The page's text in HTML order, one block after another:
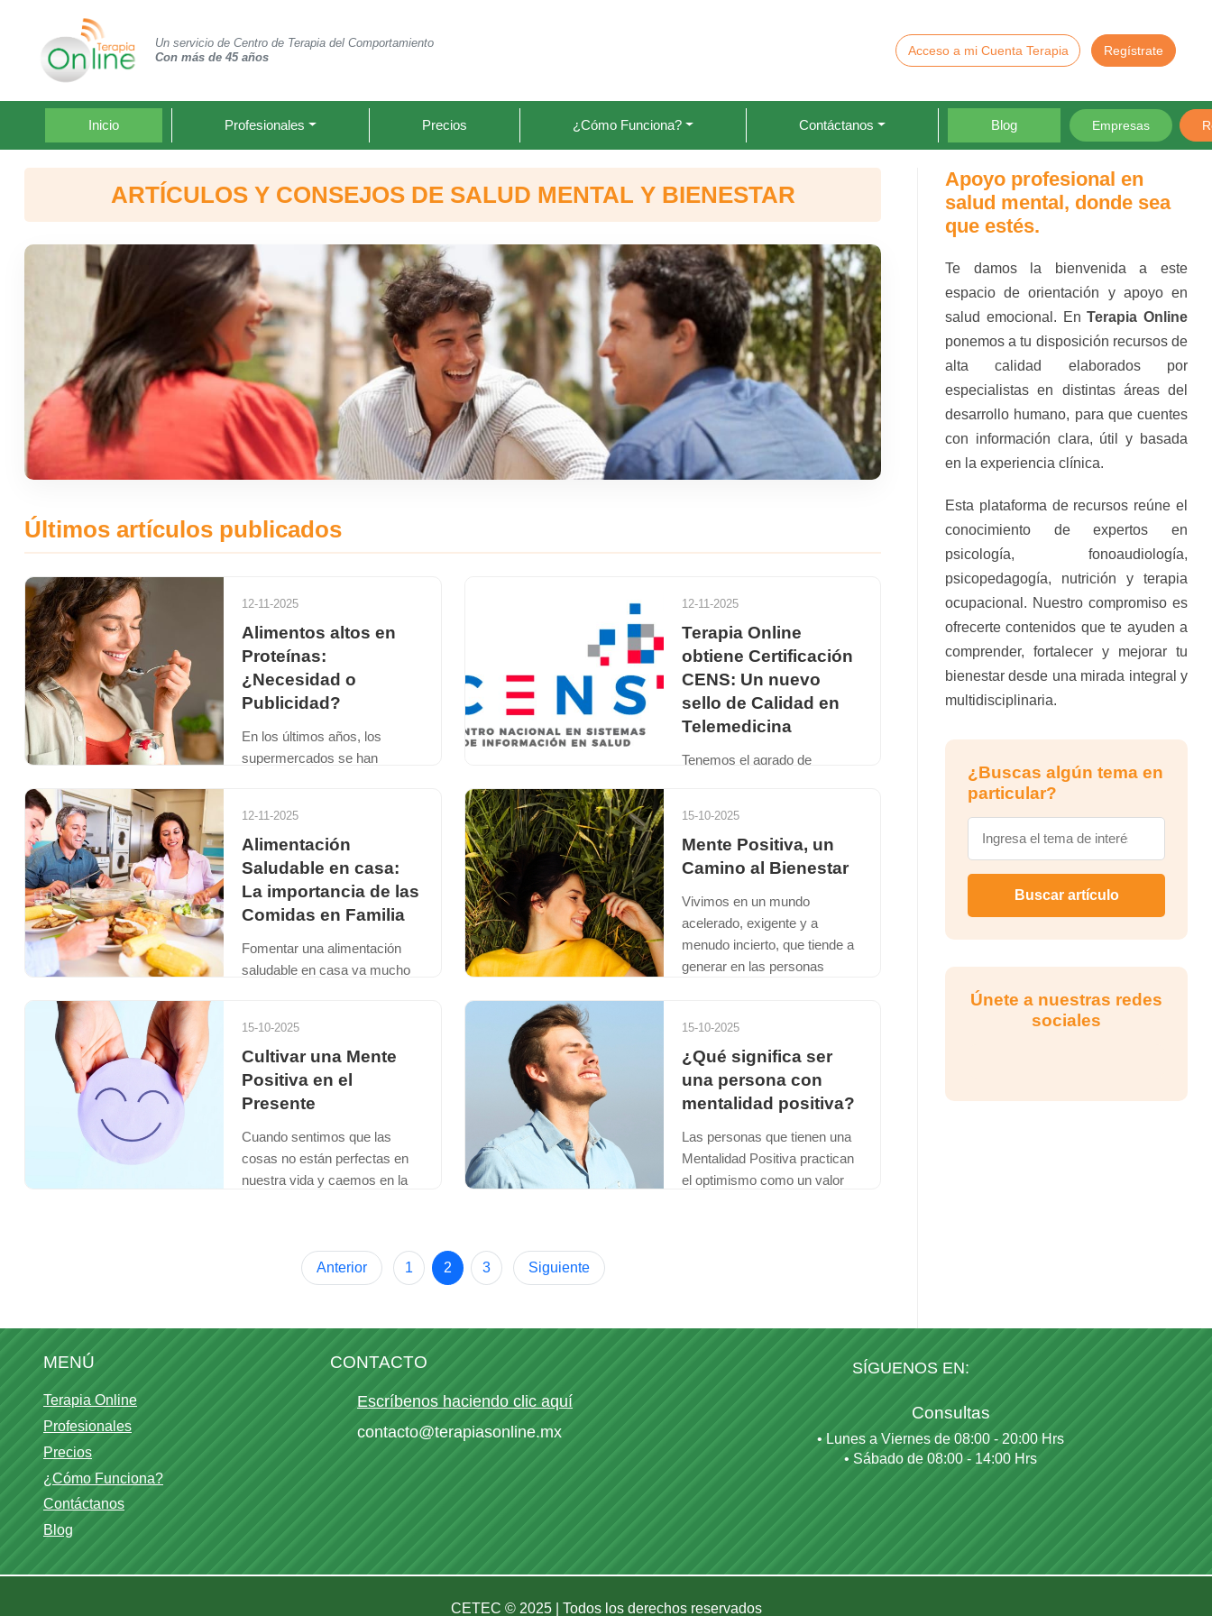
Un servicio de Centro de Terapia del Comportamiento
Con más de 45 años
Acceso a mi Cuenta Terapia Regístrate
Inicio Profesionales Precios ¿Cómo Funciona? Contáctanos Blog Empresas
ARTÍCULOS Y CONSEJOS DE SALUD MENTAL Y BIENESTAR
Apoyo profesional en
salud mental, donde sea
que estés.
Te damos la bienvenida a este
espacio de orientación y apoyo en
salud emocional. EnTerapia Online
ponemos a tu disposición recursos de
alta calidad elaborados por
especialistas en distintas áreas del
desarrollo humano, para que cuentes
con información clara, útil y basada
en la experiencia clínica.
Esta plataforma de recursos reúne el
conocimiento de expertos en
psicología, fonoaudiología,
psicopedagogía, nutrición y terapia
ocupacional. Nuestro compromiso es
ofrecerte contenidos que te ayuden a
comprender, fortalecer y mejorar tu
bienestar desde una mirada integral y
multidisciplinaria.
¿Buscas algún tema en
particular?
Buscar artículo
Únete a nuestras redes
sociales
Últimos artículos publicados
12-11-2025
Alimentos altos en
Proteínas:
¿Necesidad o
Publicidad?
En los últimos años, los
supermercados se han
bebidas, barras energéticas e
inc...
Seguir leyendo →
12-11-2025
Terapia Online
obtiene Certificación
CENS: Un nuevo
sello de Calidad en
Telemedicina
Tenemos el agrado de
certificación del Centro
Nacional en Sistemas de
Información en Salud (CE...
Seguir leyendo →
12-11-2025
Alimentación
Saludable en casa:
La importancia de las
Comidas en Familia
Fomentar una alimentación
saludable en casa va mucho
ofrecer espacios de comidas
fa...
Seguir leyendo →
15-10-2025
Mente Positiva, un
Camino al Bienestar
Vivimos en un mundo
acelerado, exigente y a
menudo incierto, que tiende a
generar en las personas
15-10-2025
Cultivar una Mente
Positiva en el
Presente
Cuando sentimos que las
cosas no están perfectas en
nuestra vida y caemos en la
Seguir leyendo →
15-10-2025
¿Qué significa ser
una persona con
mentalidad positiva?
Las personas que tienen una
Mentalidad Positiva practican
el optimismo como un valor
Anterior 1 2 3 Siguiente
MENÚ
Terapia Online
Profesionales
Precios
¿Cómo Funciona?
Contáctanos
Blog
CONTACTO
Escríbenos haciendo clic aquí
contacto@terapiasonline.mx
SÍGUENOS EN:
Consultas
• Lunes a Viernes de 08:00 - 20:00 Hrs
• Sábado de 08:00 - 14:00 Hrs
CETEC © 2025 | Todos los derechos reservados